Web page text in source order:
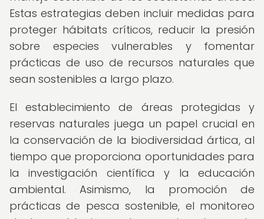
Estas estrategias deben incluir medidas para
proteger hábitats críticos, reducir la presión
sobre especies vulnerables y fomentar
prácticas de uso de recursos naturales que
sean sostenibles a largo plazo.
El establecimiento de áreas protegidas y
reservas naturales juega un papel crucial en
la conservación de la biodiversidad ártica, al
tiempo que proporciona oportunidades para
la investigación científica y la educación
ambiental. Asimismo, la promoción de
prácticas de pesca sostenible, el monitoreo